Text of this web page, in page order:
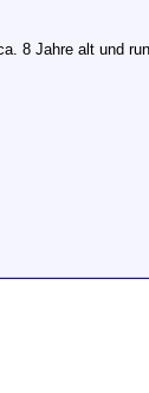
8 Jahre alt und